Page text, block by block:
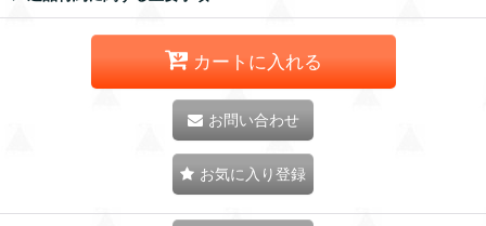
カートに入れる
お問い合わせ
お気に入り登録